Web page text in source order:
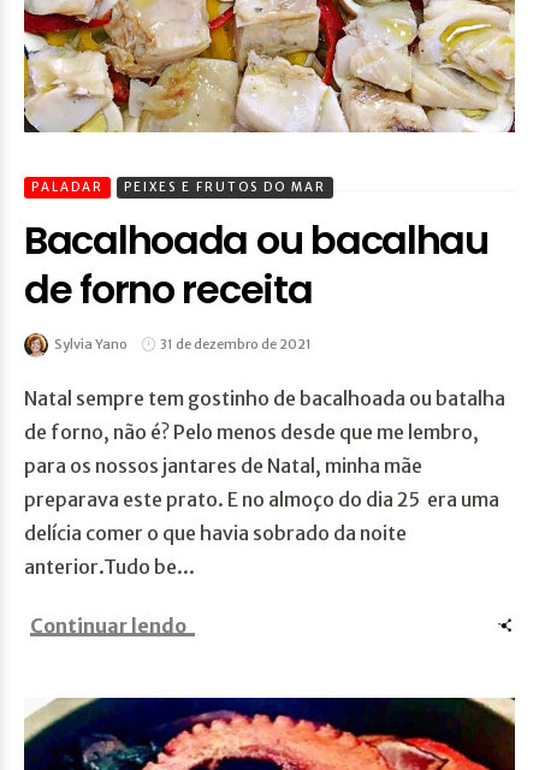
PALADAR PEIXES E FRUTOS DO MAR
Bacalhoada ou bacalhau
de forno receita
Sylvia Yano 31 de dezembro de 2021
Natal sempre tem gostinho de bacalhoada ou batalha
de forno, não é? Pelo menos desde que me lembro,
para os nossos jantares de Natal, minha mãe
preparava este prato. E no almoço do dia 25 era uma
delícia comer o que havia sobrado da noite
anterior.Tudo be...
Continuar lendo